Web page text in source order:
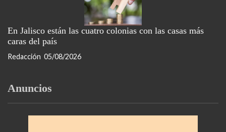
En Jalisco están las cuatro colonias con las casas más
caras del país
Redacción 05/08/2026
Anuncios